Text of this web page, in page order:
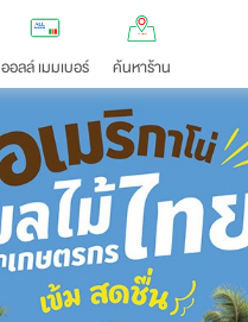
ออลล์ เมมเบอร์ ค้นหาร้าน